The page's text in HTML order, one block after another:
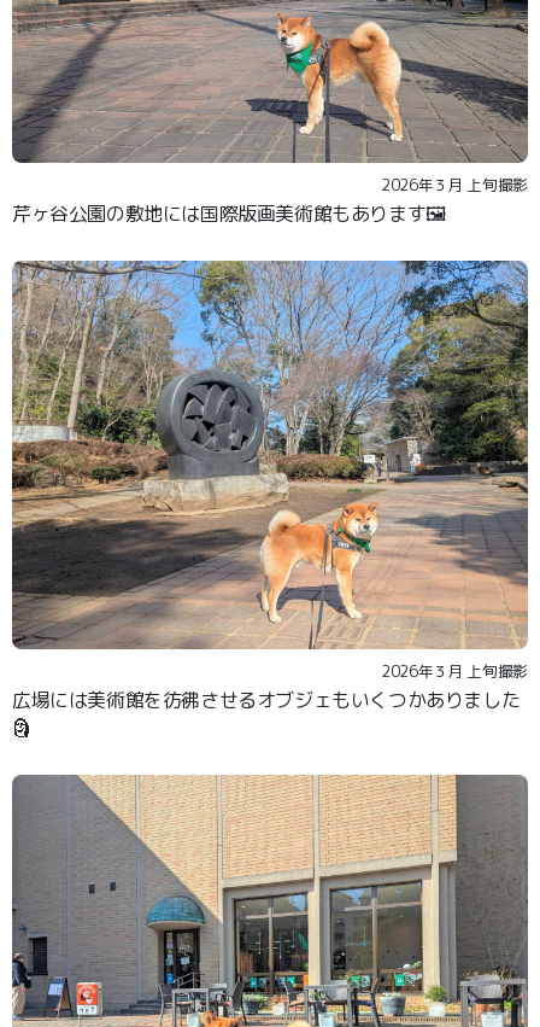
2026年３月 上旬撮影
芹ヶ谷公園の敷地には国際版画美術館もあります🖼️
2026年３月 上旬撮影
広場には美術館を彷彿させるオブジェもいくつかありました
🗿